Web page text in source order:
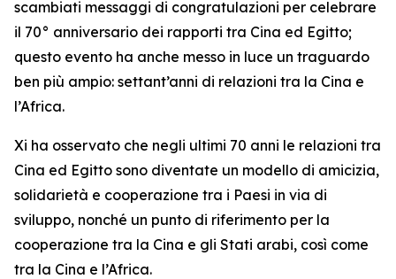
scambiati messaggi di congratulazioni per celebrare
il 70° anniversario dei rapporti tra Cina ed Egitto;
questo evento ha anche messo in luce un traguardo
ben più ampio: settant’anni di relazioni tra la Cina e
l’Africa.
Xi ha osservato che negli ultimi 70 anni le relazioni tra
Cina ed Egitto sono diventate un modello di amicizia,
solidarietà e cooperazione tra i Paesi in via di
sviluppo, nonché un punto di riferimento per la
cooperazione tra la Cina e gli Stati arabi, così come
tra la Cina e l’Africa.